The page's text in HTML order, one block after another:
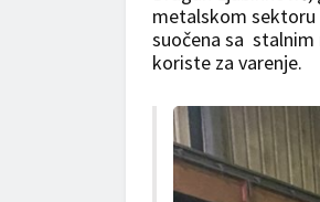
metalskom sektoru
suočena sa stalnim
koriste za varenje.